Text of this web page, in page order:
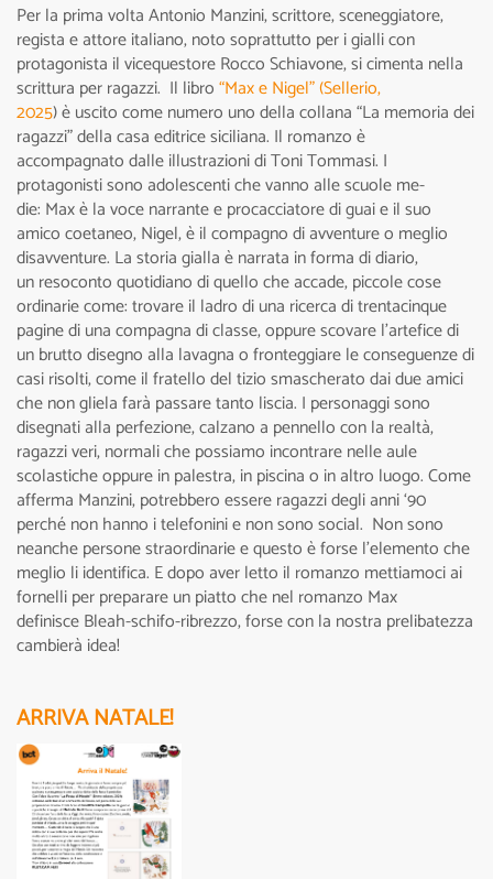
Per la prima volta Antonio Manzini, scrittore, sceneggiatore,
regista e attore italiano, noto soprattutto per i gialli con
protagonista il vicequestore Rocco Schiavone, si cimenta nella
scrittura per ragazzi. Il libro“Max e Nigel” (Sellerio,
2025) è uscito come numero uno della collana “La memoria dei
ragazzi” della casa editrice siciliana. Il romanzo è
accompagnato dalle illustrazioni di Toni Tommasi. I
protagonisti sono adolescenti che vanno alle scuo­le me­
die: Max è la voce narrante e procacciatore di guai e il suo
amico coetaneo, Nigel, è il compagno di avventure o meglio
disavventure. La storia gialla è narrata in forma di diario,
un resoconto quotidiano di quello che accade, piccole cose
ordinarie come: trovare il ladro di una ricerca di trentacinque
pagine di una compagna di classe, oppure scovare l’artefice di
un brutto disegno alla lavagna o fronteggiare le conseguenze di
casi risolti, come il fratello del tizio smascherato dai due amici
che non gliela farà passare tanto liscia. I personaggi sono
disegnati alla perfezione, calzano a pennello con la realtà,
ragazzi veri, normali che possiamo incontrare nelle aule
scolastiche oppure in palestra, in piscina o in altro luogo. Come
afferma Manzini, potrebbero essere ragazzi degli anni ‘90
perché non hanno i telefonini e non sono social. Non sono
neanche persone straordinarie e questo è forse l’elemento che
meglio li identifica. E dopo aver letto il romanzo mettiamoci ai
fornelli per preparare un piatto che nel romanzo Max
definisce Bleah-schifo-ribrezzo, forse con la nostra prelibatezza
cambierà idea!
ARRIVA NATALE!